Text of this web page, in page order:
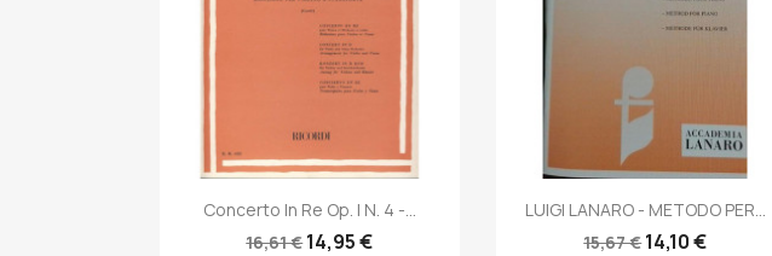
Anteprima
Concerto In Re Op. I N. 4 -...
16,61 €14,95 €
Anteprima
LUIGI LANARO - METODO PER...
15,67 €14,10 €